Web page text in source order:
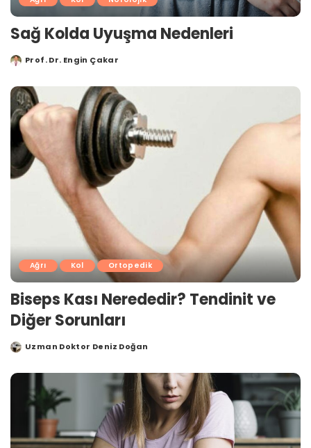
Sağ Kolda Uyuşma Nedenleri
PostedProf. Dr. Engin Çakar
Ağrı Kol Ortopedik
Biseps Kası Nerededir? Tendinit ve
Diğer Sorunları
PostedUzman Doktor Deniz Doğan